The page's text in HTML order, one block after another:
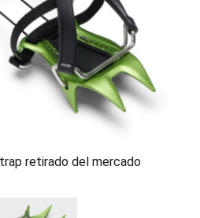
retirado del mercado